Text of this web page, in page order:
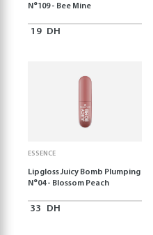
N°109 - Bee Mine
19 DH
ESSENCE
Lipgloss Juicy Bomb Plumping
N°04 - Blossom Peach
33 DH